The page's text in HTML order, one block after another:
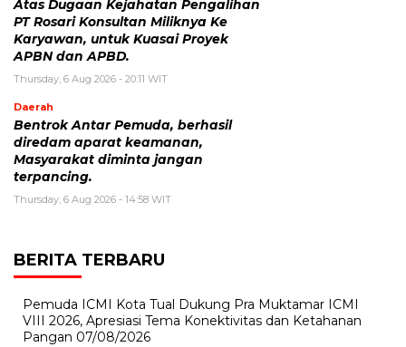
Atas Dugaan Kejahatan Pengalihan
PT Rosari Konsultan Miliknya Ke
Karyawan, untuk Kuasai Proyek
APBN dan APBD.
Thursday, 6 Aug 2026 - 20:11 WIT
Daerah
Bentrok Antar Pemuda, berhasil
diredam aparat keamanan,
Masyarakat diminta jangan
terpancing.
Thursday, 6 Aug 2026 - 14:58 WIT
BERITA TERBARU
Pemuda ICMI Kota Tual Dukung Pra Muktamar ICMI
VIII 2026, Apresiasi Tema Konektivitas dan Ketahanan
Pangan 07/08/2026